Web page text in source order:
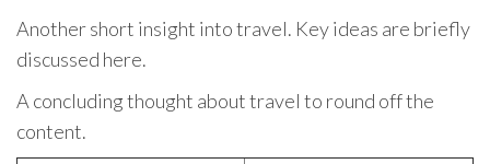
Another short insight into travel. Key ideas are briefly
discussed here.
A concluding thought about travel to round off the
content.